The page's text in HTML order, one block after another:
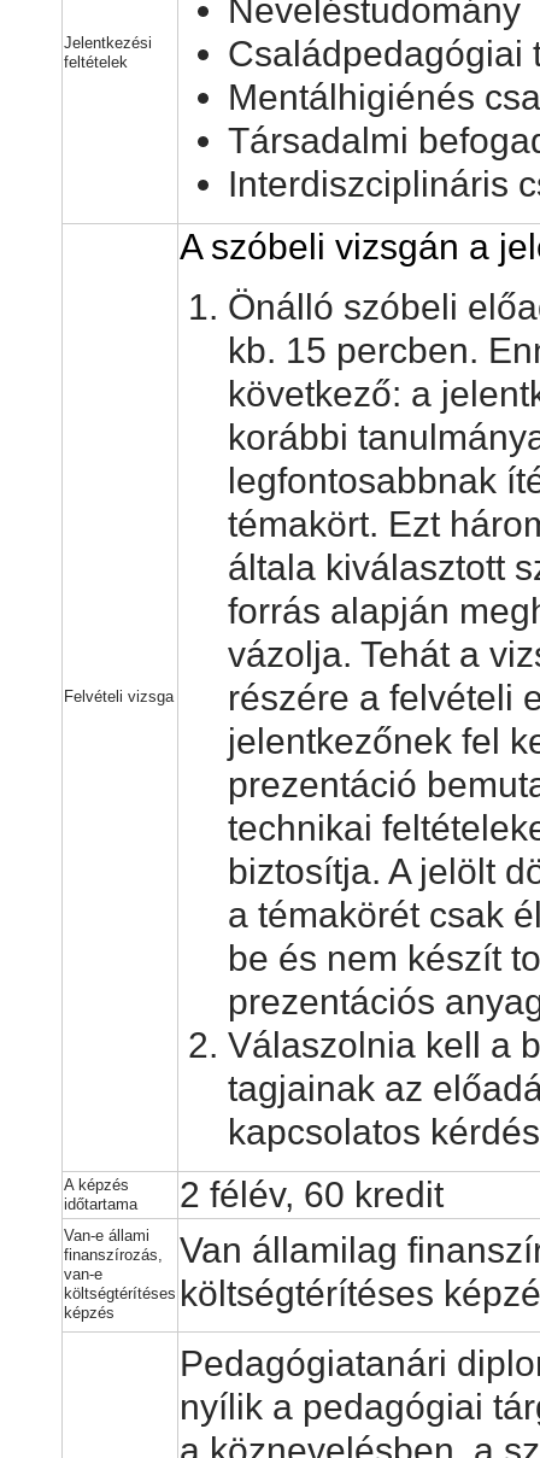
Jelentkezési
feltételek
Neveléstudomány
Családpedagógiai
Mentálhigiénés
Társadalmi
Interdiszciplináris
Felvételi vizsga
A szóbeli vizsgán a
Önálló szóbeli
kb. 15 percben.
következő: a
korábbi
legfontosabbnak
témakört. Ezt
általa kiválasztott
forrás alapján
vázolja. Tehát a
részére a felvételi
jelentkezőnek fel
prezentáció
technikai
biztosítja. A jelölt
a témakörét csak
be és nem készít
prezentációs
Válaszolnia kell a
tagjainak az
kapcsolatos
A képzés
időtartama
2 félév, 60 kredit
Van-e állami
finanszírozás,
van-e
költségtérítéses
képzés
Van államilag
költségtérítéses
Pedagógiatanári
nyílik a pedagógiai
a köznevelésben, a